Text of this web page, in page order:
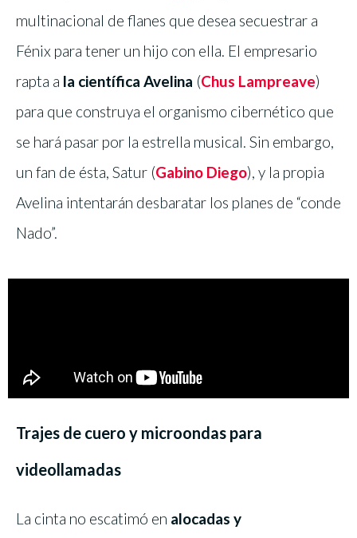
multinacional de flanes que desea secuestrar a
Fénix para tener un hijo con ella. El empresario
rapta a la científica Avelina (Chus Lampreave)
para que construya el organismo cibernético que
se hará pasar por la estrella musical. Sin embargo,
un fan de ésta, Satur (Gabino Diego), y la propia
Avelina intentarán desbaratar los planes de “conde
Nado”.
Trajes de cuero y microondas para
videollamadas
La cinta no escatimó en alocadas y